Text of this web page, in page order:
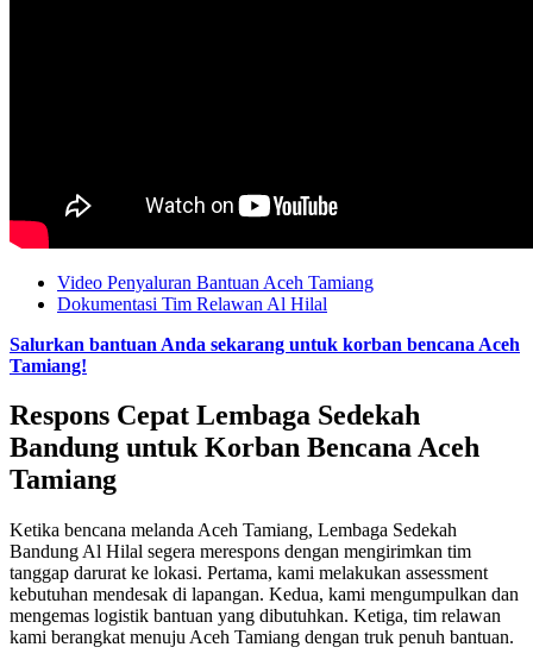
Video Penyaluran Bantuan Aceh Tamiang
Dokumentasi Tim Relawan Al Hilal
Salurkan bantuan Anda sekarang untuk korban bencana Aceh
Tamiang!
Respons Cepat Lembaga Sedekah
Bandung untuk Korban Bencana Aceh
Tamiang
Ketika bencana melanda Aceh Tamiang, Lembaga Sedekah
Bandung Al Hilal segera merespons dengan mengirimkan tim
tanggap darurat ke lokasi. Pertama, kami melakukan assessment
kebutuhan mendesak di lapangan. Kedua, kami mengumpulkan dan
mengemas logistik bantuan yang dibutuhkan. Ketiga, tim relawan
kami berangkat menuju Aceh Tamiang dengan truk penuh bantuan.